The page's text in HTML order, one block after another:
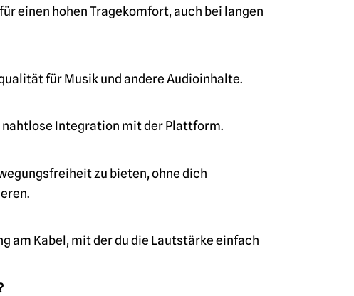
einen hohen Tragekomfort, auch bei langen
für Musik und andere Audioinhalte.
Integration mit der Plattform.
zu bieten, ohne dich
am Kabel, mit der du die Lautstärke einfach